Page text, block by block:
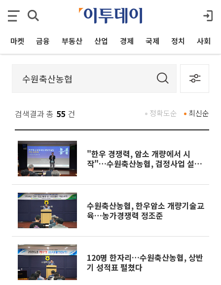
마켓 금융 부동산 산업 경제 국제 정치 사회
검색결과 총 55 건 최신순
정확도순
"한우 경쟁력, 암소 개량에서 시
작"…수원축산농협, 검정사업 설명
수원축산농협, 한우암소 개량기술교
육…농가경쟁력 정조준
120명 한자리…수원축산농협, 상반
기 성적표 펼쳤다